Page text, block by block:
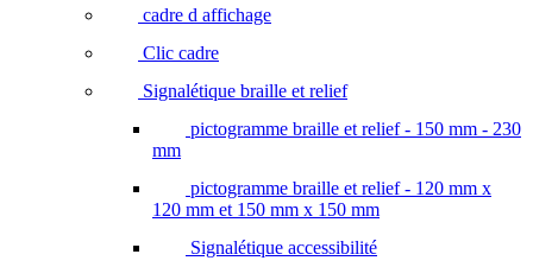
cadre d affichage
Clic cadre
Signalétique braille et relief
pictogramme braille et relief - 150 mm - 230
mm
pictogramme braille et relief - 120 mm x
120 mm et 150 mm x 150 mm
Signalétique accessibilité